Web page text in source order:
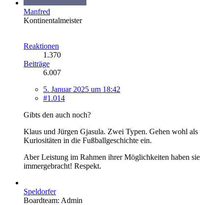
Manfred
Kontinentalmeister
Reaktionen
1.370
Beiträge
6.007
5. Januar 2025 um 18:42
#1.014
Gibts den auch noch?
Klaus und Jürgen Gjasula. Zwei Typen. Gehen wohl als
Kuriositäten in die Fußballgeschichte ein.
Aber Leistung im Rahmen ihrer Möglichkeiten haben sie
immergebracht! Respekt.
Speldorfer
Boardteam: Admin